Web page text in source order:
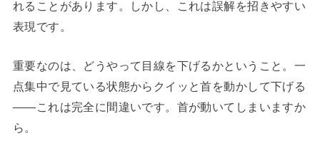
れることがあります。しかし、これは誤解を招きやすい
表現です。
重要なのは、どうやって目線を下げるかということ。一
点集中で見ている状態からクイッと首を動かして下げる
——これは完全に間違いです。首が動いてしまいますか
ら。